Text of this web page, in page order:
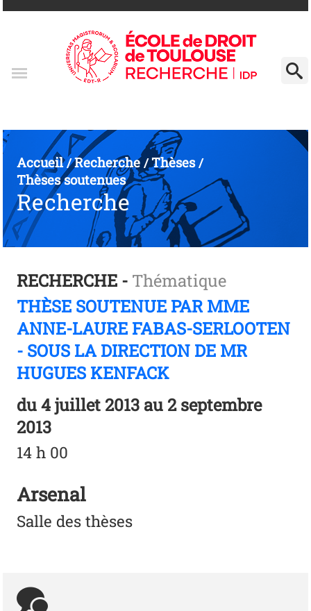
Accueil/Recherche/Thèses/
Thèses soutenues
Recherche
RECHERCHE - Thématique
THÈSE SOUTENUE PAR MME
ANNE-LAURE FABAS-SERLOOTEN
- SOUS LA DIRECTION DE MR
HUGUES KENFACK
du4 juillet 2013 au 2 septembre
2013
14 h 00
Arsenal
Salle des thèses